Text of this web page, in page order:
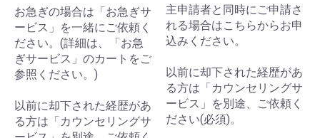
お急ぎの場合は「お急ぎサ
ービス」を一緒にご依頼く
ださい。(詳細は、「お急
ぎサービス」のカートをご
参照ください。)
以前に却下された経歴があ
る方は「カウンセリングサ
主申請者と同時にご申請さ
れる場合はこちらからお申
込みください。
以前に却下された経歴があ
る方は「カウンセリングサ
ービス」を別途、ご依頼く
ださい(必須)。